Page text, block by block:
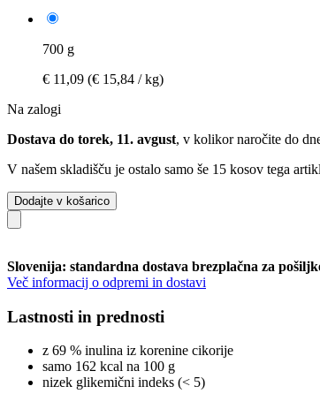
700 g
€ 11,09 (€ 15,84 / kg)
Na zalogi
Dostava do torek, 11. avgust, v kolikor naročite do
V našem skladišču je ostalo samo še 15 kosov tega
Dodajte v košarico
Slovenija: standardna dostava brezplačna za
Več informacij o odpremi in dostavi
Lastnosti in prednosti
z 69 % inulina iz korenine cikorije
samo 162 kcal na 100 g
nizek glikemični indeks (< 5)